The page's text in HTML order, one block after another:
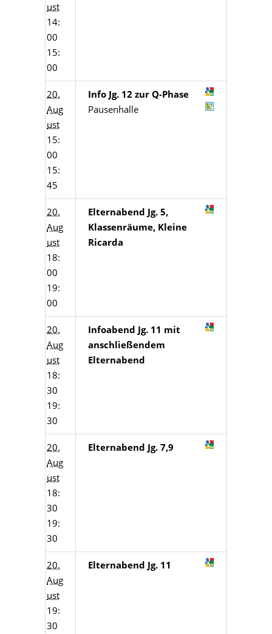
ust
14:
00
15:
00
20.
Aug
ust
15:
00
15:
45
Info Jg. 12 zur Q-Phase
Pausenhalle
20.
Aug
ust
18:
00
19:
00
Elternabend Jg. 5,
Klassenräume, Kleine
Ricarda
20.
Aug
ust
18:
30
19:
30
Infoabend Jg. 11 mit
anschließendem
Elternabend
20.
Aug
ust
18:
30
19:
30
Elternabend Jg. 7,9
20.
Aug
ust
19:
30
Elternabend Jg. 11